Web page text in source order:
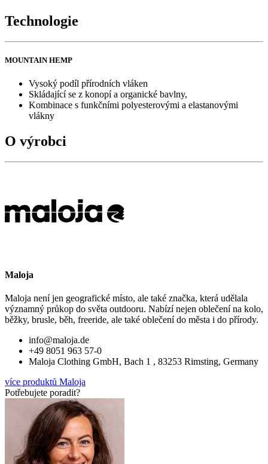
Technologie
MOUNTAIN HEMP
Vysoký podíl přírodních vláken
Skládající se z konopí a organické bavlny,
Kombinace s funkčními polyesterovými a elastanovými
vlákny
O výrobci
Maloja
Maloja není jen geografické místo, ale také značka, která udělala
významný průkop do světa outdooru. Nabízí nejen oblečení na kolo,
běžky, brusle, běh, freeride, ale také oblečení do města i do přírody.
info@maloja.de
+49 8051 963 57-0
Maloja Clothing GmbH, Bach 1 , 83253 Rimsting, Germany
více produktů Maloja
Potřebujete poradit?